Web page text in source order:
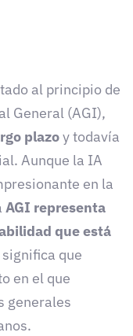
al principio de
General (AGI),
plazoy todavía
Aunque la IA
en la
AGI representa
que está
significa que
en el que
generales